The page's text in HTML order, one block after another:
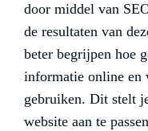
door middel van
de resultaten van
beter begrijpen hoe
informatie online en
gebruiken. Dit stelt
website aan te